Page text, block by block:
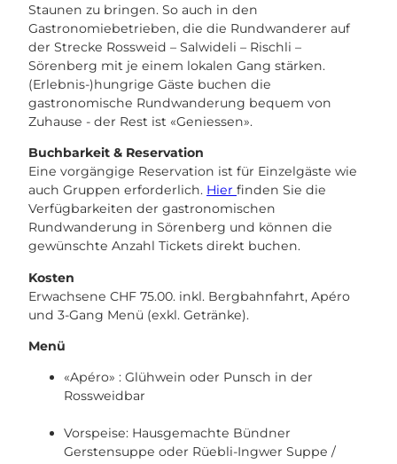
Staunen zu bringen. So auch in den
Gastronomiebetrieben, die die Rundwanderer auf
der Strecke Rossweid – Salwideli – Rischli –
Sörenberg mit je einem lokalen Gang stärken.
(Erlebnis-)hungrige Gäste buchen die
gastronomische Rundwanderung bequem von
Zuhause - der Rest ist «Geniessen».
Buchbarkeit & Reservation
Eine vorgängige Reservation ist für Einzelgäste wie
auch Gruppen erforderlich. Hier finden Sie die
Verfügbarkeiten der gastronomischen
Rundwanderung in Sörenberg und können die
gewünschte Anzahl Tickets direkt buchen.
Kosten
Erwachsene CHF 75.00. inkl. Bergbahnfahrt, Apéro
und 3-Gang Menü (exkl. Getränke).
Menü
«Apéro» : Glühwein oder Punsch in der
Rossweidbar
Vorspeise: Hausgemachte Bündner
Gerstensuppe oder Rüebli-Ingwer Suppe /